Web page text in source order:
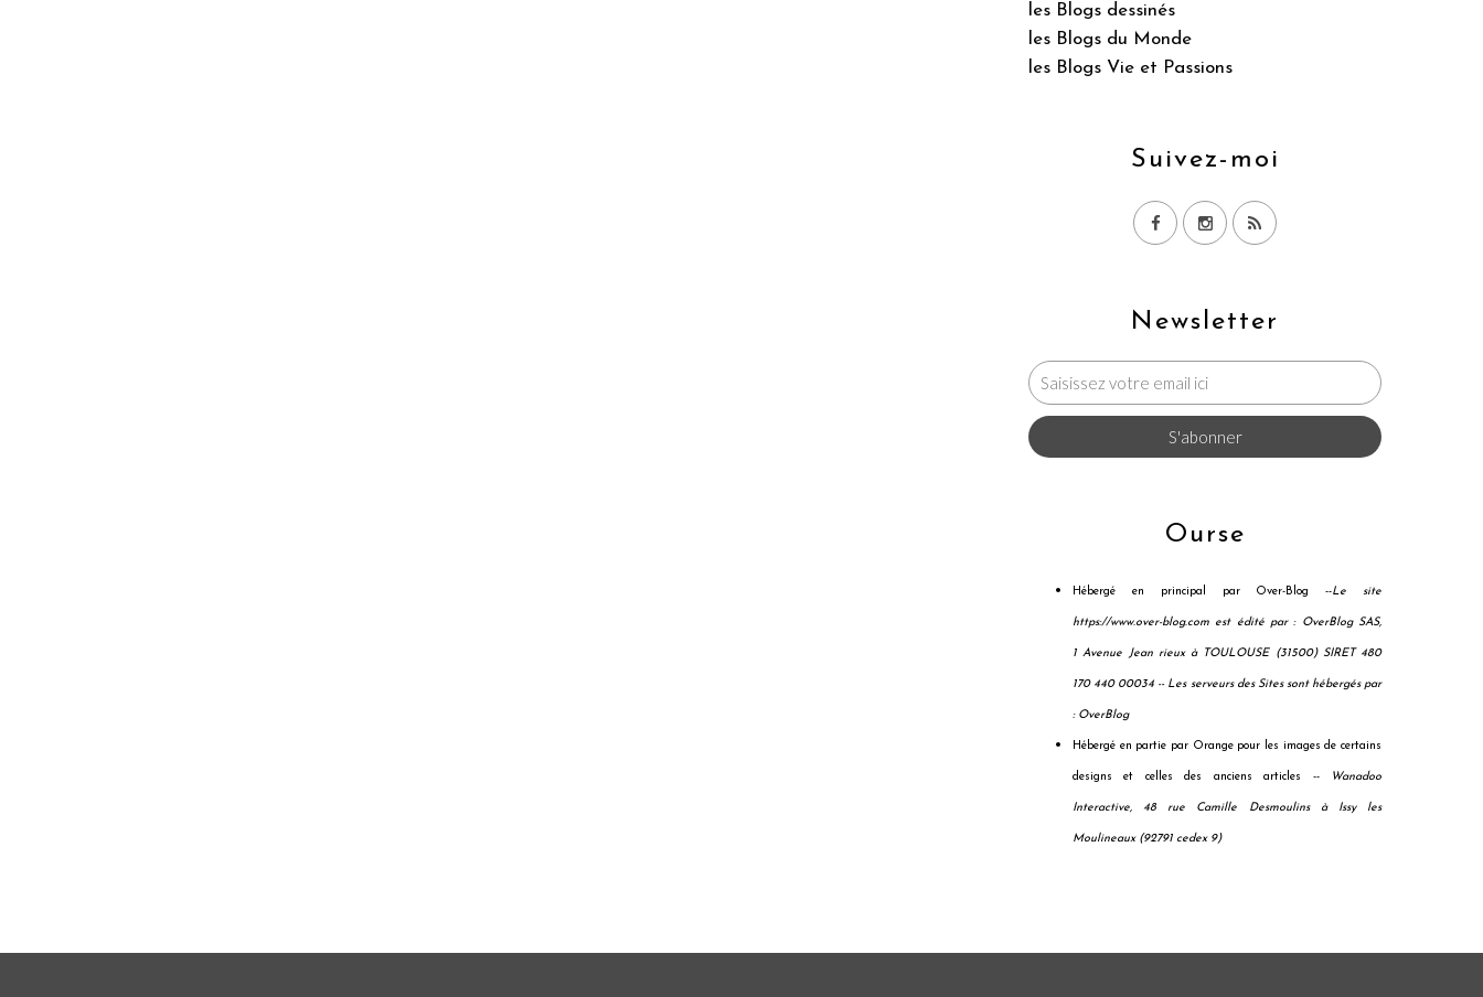
Newsletter
les Blogs dessinés
les Blogs du Monde
les Blogs Vie et Passions
Suivez-moi
Ourse
Hébergé en principal par Over-Blog --Le site
https://www.over-blog.com est édité par : OverBlog SAS,
1 Avenue Jean rieux à TOULOUSE (31500) SIRET 480
170 440 00034 -- Les serveurs des Sites sont hébergés par
: OverBlog
Hébergé en partie par Orange pour les images de certains
designs et celles des anciens articles -- Wanadoo
Interactive, 48 rue Camille Desmoulins à Issy les
Moulineaux (92791 cedex 9)